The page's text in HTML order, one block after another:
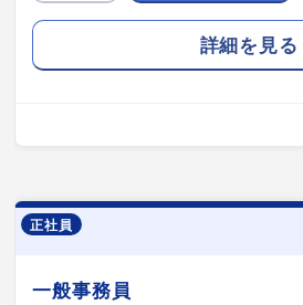
詳細を見る
正社員
一般事務員